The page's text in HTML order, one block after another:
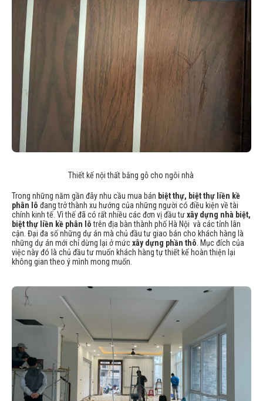
Thiết kế nội thất bằng gỗ cho ngôi nhà
Trong những năm gần đây nhu cầu mua bán biệt thự, biệt thự liền kề
phân lô đang trở thành xu hướng của những người có điều kiện về tài
chính kinh tế. Vì thế đã có rất nhiều các đơn vị đầu tưxây dựng nhà biệt,
biệt thự liền kề phân lôtrên địa bàn thành phố Hà Nội và các tỉnh lân
cận. Đại đa số những dự án mà chủ đầu tư giao bán cho khách hàng là
những dự án mới chỉ dừng lại ở mứcxây dựng phần thô . Mục đích của
việc này đó là chủ đầu tư muốn khách hàng tự thiết kế hoàn thiện lại
không gian theo ý mình mong muốn.